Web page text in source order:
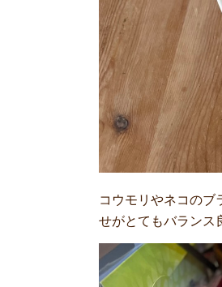
コウモリやネコのブ
せがとてもバランス